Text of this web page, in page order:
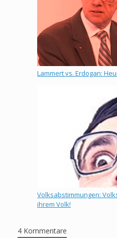
Lammert vs. Erdogan:
Volksabstimmungen:
ihrem Volk!
4 Kommentare